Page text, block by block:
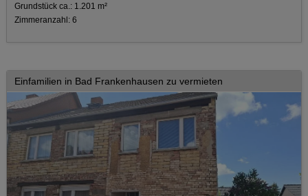
Grundstück ca.: 1.201 m²
Zimmeranzahl: 6
Einfamilien in Bad Frankenhausen zu vermieten